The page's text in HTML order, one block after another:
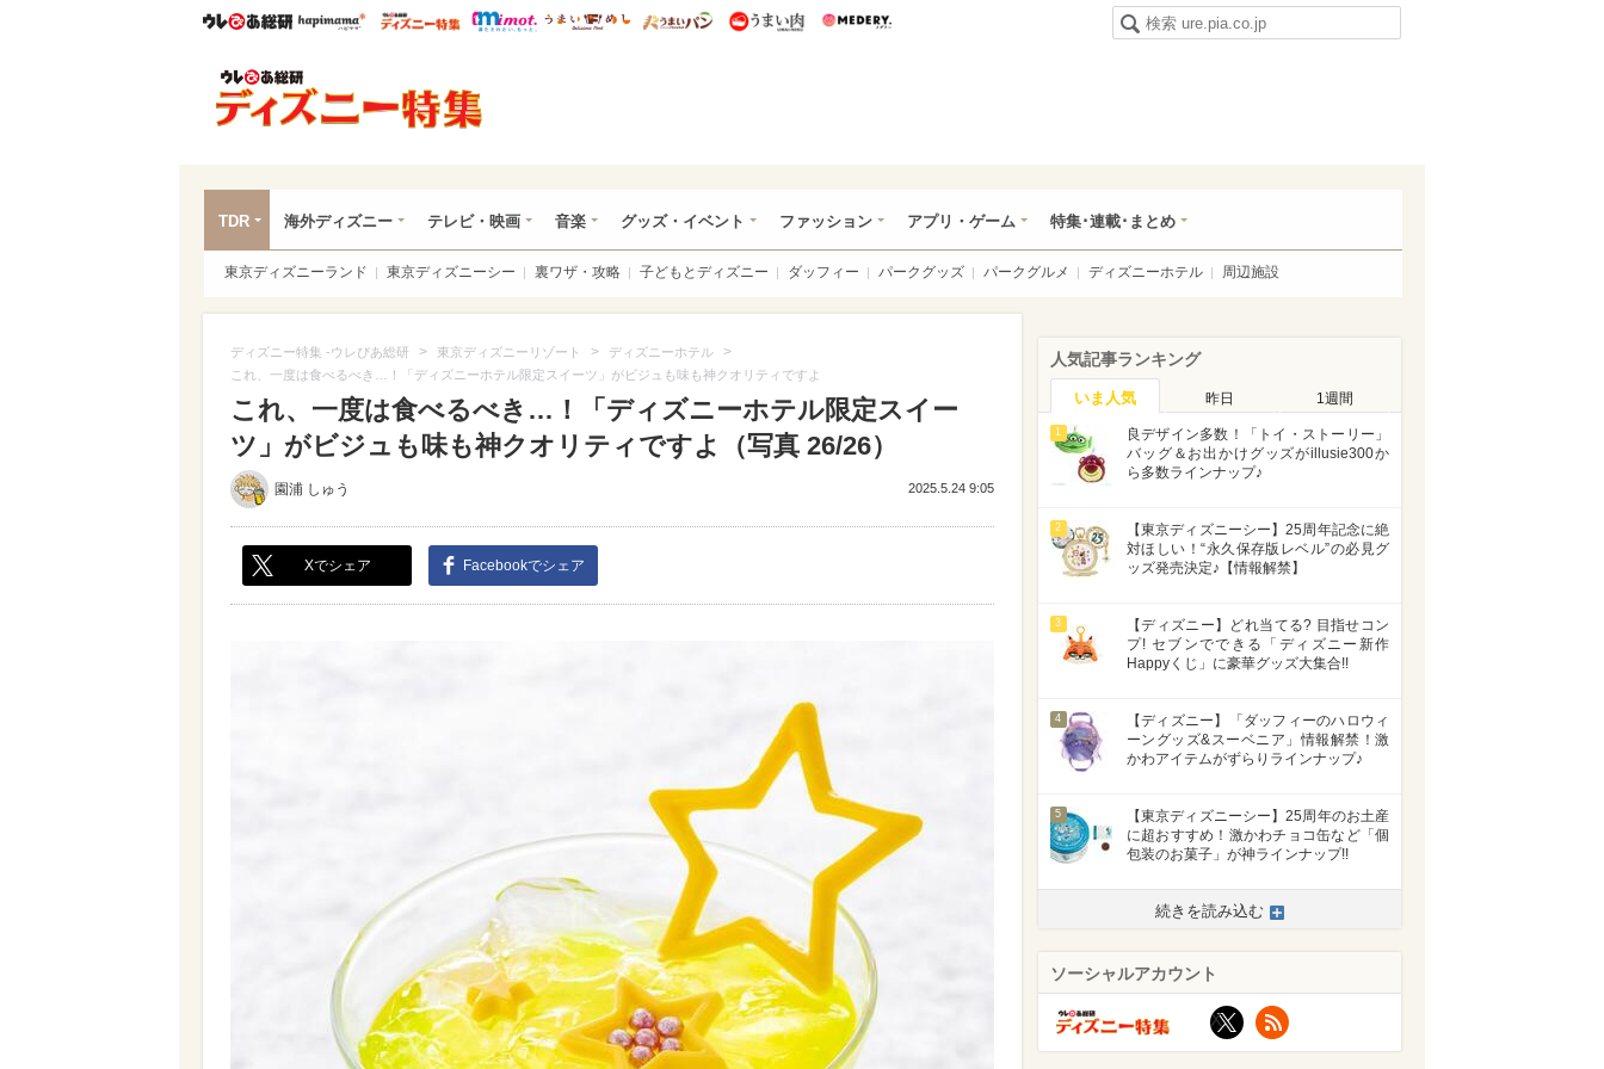
ウレぴあ総研ハピママ* ウレぴあ総研 ディズニー特集
mimot. うまいめし うまいパン うまい肉
TDR 海外ディズニー テレビ・映画 音楽 グッズ・イベント ファッション アプリ・ゲーム 特集･連載･まとめ
東京ディズニーランド 東京ディズニーシー 裏ワザ・攻略 子どもとディズニー ダッフィー パークグッズ パークグルメ ディズニーホテル 周辺施設
ディズニー特集 -ウレぴあ総研 > 東京ディズニーリゾート > ディズニーホテル >
これ、一度は食べるべき…！「ディズニーホテル限定スイーツ」がビジュも味も神クオリティですよ
これ、一度は食べるべき…！「ディズニーホテル限定スイー
ツ」がビジュも味も神クオリティですよ（写真 26/26）
園浦 しゅう 2025.5.24 9:05
Xでシェア Facebookでシェア
人気記事ランキング
いま人気 昨日 1週間
1
良デザイン多数！「トイ・ストーリー」
バッグ＆お出かけグッズがillusie300か
ら多数ラインナップ♪
2
【東京ディズニーシー】25周年記念に絶
対ほしい！“永久保存版レベル”の必見グ
ッズ発売決定♪【情報解禁】
3
【ディズニー】どれ当てる? 目指せコン
プ! セブンでできる「ディズニー新作
Happyくじ」に豪華グッズ大集合!!
4
【ディズニー】「ダッフィーのハロウィ
ーングッズ&スーベニア」情報解禁！激
かわアイテムがずらりラインナップ♪
5
【東京ディズニーシー】25周年のお土産
に超おすすめ！激かわチョコ缶など「個
包装のお菓子」が神ラインナップ!!
続きを読み込む
ソーシャルアカウント
X